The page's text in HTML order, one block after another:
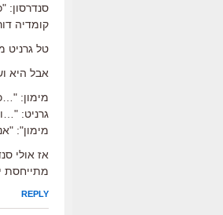
סנדרסון:
קומדיה
טל גרניט
אבל היא
מימון:
גרניט:
מימון":
אז אולי
מתייחסת
REPLY